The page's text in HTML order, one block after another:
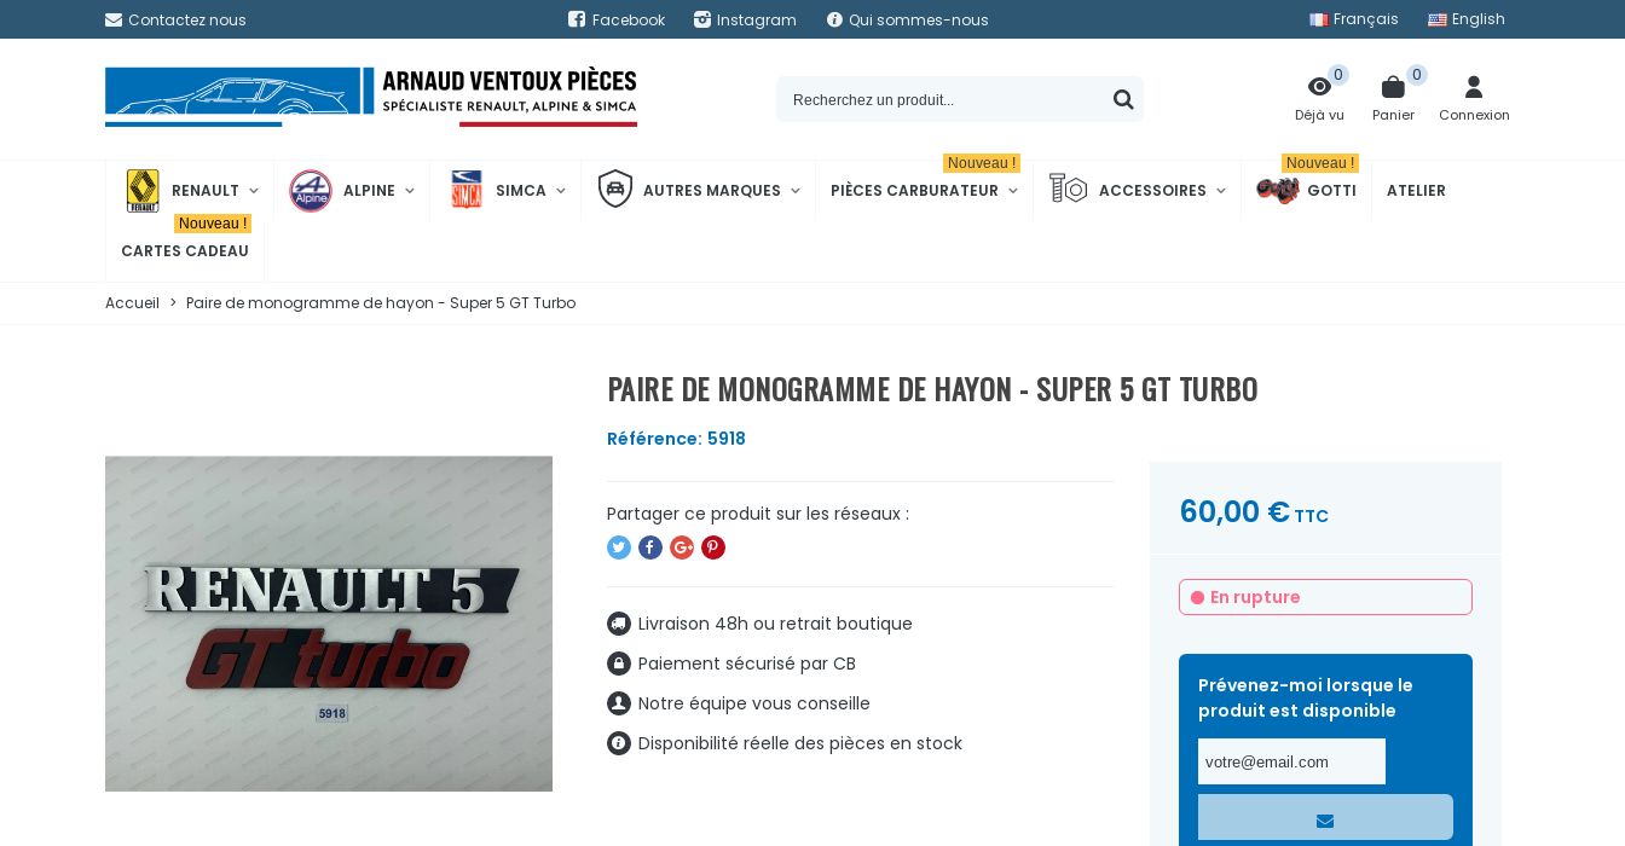
Contactez nous Facebook Instagram Qui sommes-nous Français English
Déjà vu
0
Panier
0
Connexion
RENAULT ALPINE SIMCA AUTRES MARQUES PIÈCES CARBURATEUR
Nouveau !
ACCESSOIRES GOTTI
Nouveau !
ATELIER
CARTES CADEAU
Nouveau !
Accueil > Paire de monogramme de hayon - Super 5 GT Turbo
PAIRE DE MONOGRAMME DE HAYON - SUPER 5 GT TURBO
Référence: 5918
Livraison 48h ou retrait boutique
Paiement sécurisé par CB
Notre équipe vous conseille
Disponibilité réelle des pièces en stock
60,00 € TTC
En rupture
Prévenez-moi lorsque le
produit est disponible